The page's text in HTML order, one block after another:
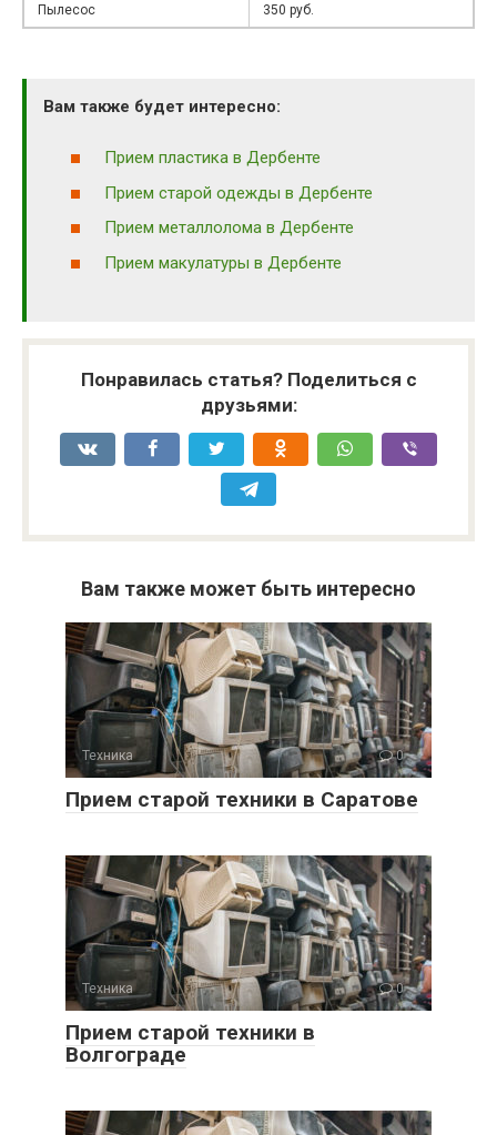
Пылесос 350 руб.
Вам также будет интересно:
Прием пластика в Дербенте
Прием старой одежды в Дербенте
Прием металлолома в Дербенте
Прием макулатуры в Дербенте
Понравилась статья? Поделиться с
друзьями:
Вам также может быть интересно
Техника 0
Прием старой техники в Саратове
Техника 0
Прием старой техники в
Волгограде